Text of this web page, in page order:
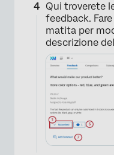
Qui troverete
feedback.
matita per
descrizione